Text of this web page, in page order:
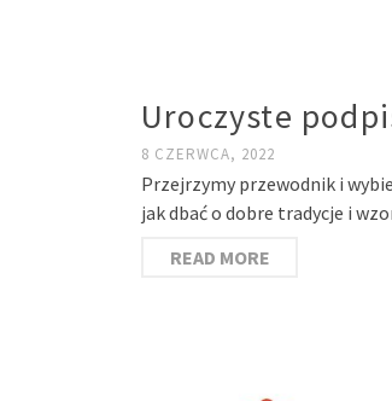
Uroczyste
8 CZERWCA, 2022
Przejrzymy przewodnik i
jak dbać o dobre tradycje i
READ MORE